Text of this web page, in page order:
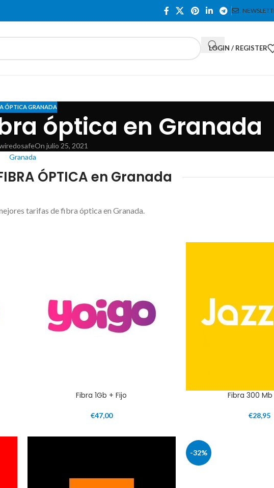
LOGIN / REGISTER
ÓPTICA GRANADA
óptica en Granada
On julio 25, 2021
Granada
ÓPTICA en Granada
tarifas de fibra óptica en Granada.
Fibra 1Gb + Fijo
€47,00
Fibra 300
€28,95
-32%